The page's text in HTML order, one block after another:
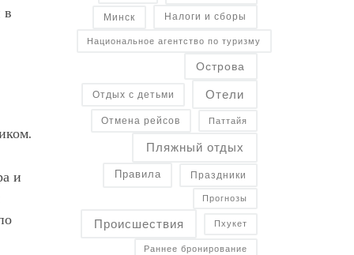
в
и
Минск Налоги и сборы
Национальное агентство по туризму
Острова
Отдых с детьми Отели
Отмена рейсов Паттайя
Пляжный отдых
Правила Праздники
Прогнозы
Происшествия Пхукет
Раннее бронирование